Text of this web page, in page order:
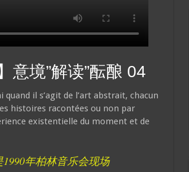
意境”解读”酝酿 04
il s’agit de l’art abstrait, chacun
histoires racontées ou non par
existentielle du moment et de
1990年柏林音乐会现场